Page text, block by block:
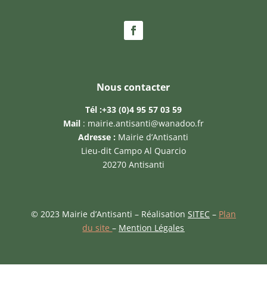
Nous contacter
Tél :+33 (0)4 95 57 03 59
Mail: mairie.antisanti@wanadoo.fr
Adresse : Mairie d’Antisanti
Lieu-dit Campo Al Quarcio
20270 Antisanti
© 2023 Mairie d’Antisanti – Réalisation SITEC – Plan
du site– Mention Légales